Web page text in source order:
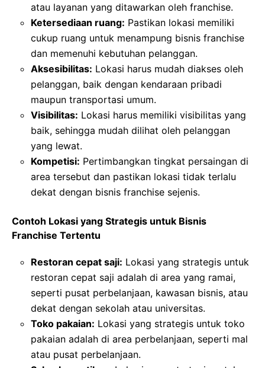
atau layanan yang ditawarkan oleh franchise.
Ketersediaan ruang: Pastikan lokasi memiliki
cukup ruang untuk menampung bisnis franchise
dan memenuhi kebutuhan pelanggan.
Aksesibilitas: Lokasi harus mudah diakses oleh
pelanggan, baik dengan kendaraan pribadi
maupun transportasi umum.
Visibilitas: Lokasi harus memiliki visibilitas yang
baik, sehingga mudah dilihat oleh pelanggan
yang lewat.
Kompetisi: Pertimbangkan tingkat persaingan di
area tersebut dan pastikan lokasi tidak terlalu
dekat dengan bisnis franchise sejenis.
Contoh Lokasi yang Strategis untuk Bisnis
Franchise Tertentu
Restoran cepat saji: Lokasi yang strategis untuk
restoran cepat saji adalah di area yang ramai,
seperti pusat perbelanjaan, kawasan bisnis, atau
dekat dengan sekolah atau universitas.
Toko pakaian: Lokasi yang strategis untuk toko
pakaian adalah di area perbelanjaan, seperti mal
atau pusat perbelanjaan.